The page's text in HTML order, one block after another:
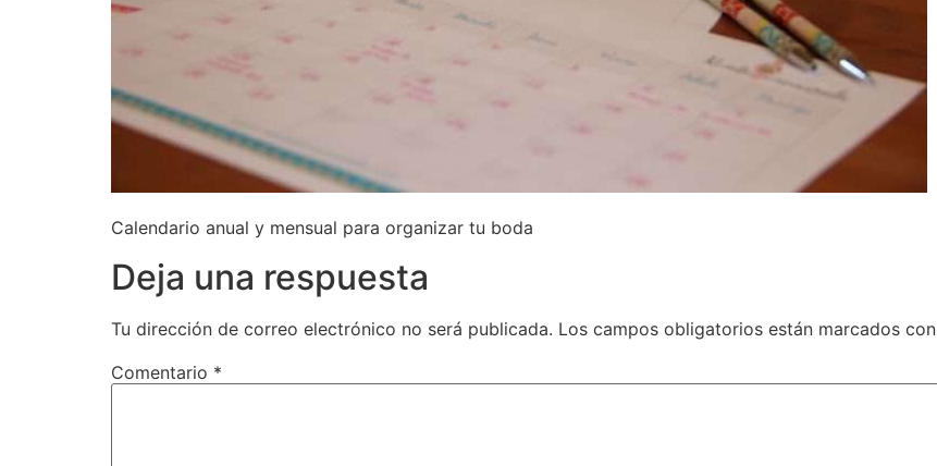
Calendario anual y mensual para organizar tu boda
Deja una respuesta
Tu dirección de correo electrónico no será publicada. Los campos obligatorios están marcados con
Comentario *